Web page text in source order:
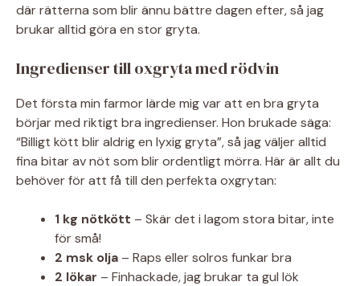
där rätterna som blir ännu bättre dagen efter, så jag
brukar alltid göra en stor gryta.
Ingredienser till oxgryta med rödvin
Det första min farmor lärde mig var att en bra gryta
börjar med riktigt bra ingredienser. Hon brukade säga:
“Billigt kött blir aldrig en lyxig gryta”, så jag väljer alltid
fina bitar av nöt som blir ordentligt mörra. Här är allt du
behöver för att få till den perfekta oxgrytan:
1 kg nötkött – Skär det i lagom stora bitar, inte
för små!
2 msk olja – Raps eller solros funkar bra
2 lökar – Finhackade, jag brukar ta gul lök